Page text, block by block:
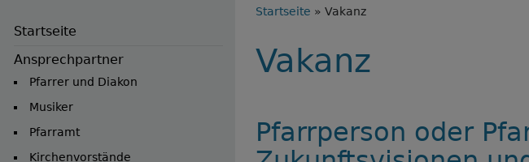
Startseite
Ansprechpartner
Pfarrer und Diakon
Musiker
Pfarramt
Kirchenvorstände
Breadcrumb
Startseite Vakanz
Vakanz
Pfarrperson oder